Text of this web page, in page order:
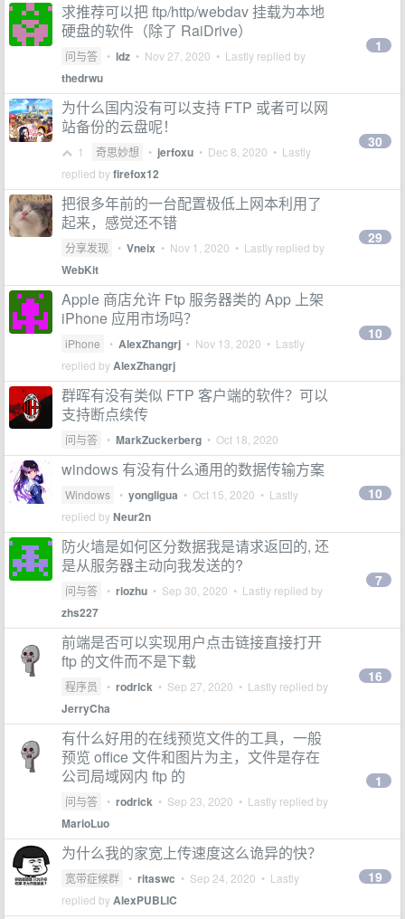
求推荐可以把 ftp/http/webdav 挂载为本地
硬盘的软件（除了 RaiDrive）
问与答 • ldz • Nov 27, 2020 • Lastly replied by
thedrwu
1
为什么国内没有可以支持 FTP 或者可以网
站备份的云盘呢！
1 奇思妙想 • jerfoxu • Dec 8, 2020 • Lastly
replied byfirefox12
30
把很多年前的一台配置极低上网本利用了
起来，感觉还不错
分享发现 • Vneix • Nov 1, 2020 • Lastly replied by
WebKit
29
Apple 商店允许 Ftp 服务器类的 App 上架
iPhone 应用市场吗？
iPhone • AlexZhangrj • Nov 13, 2020 • Lastly
replied byAlexZhangrj
10
群晖有没有类似 FTP 客户端的软件？可以
支持断点续传
问与答 • MarkZuckerberg • Oct 18, 2020
windows 有没有什么通用的数据传输方案
Windows • yongligua • Oct 15, 2020 • Lastly
replied byNeur2n
10
防火墙是如何区分数据我是请求返回的, 还
是从服务器主动向我发送的?
问与答 • riozhu • Sep 30, 2020 • Lastly replied by
zhs227
7
前端是否可以实现用户点击链接直接打开
ftp 的文件而不是下载
程序员 • rodrick • Sep 27, 2020 • Lastly replied by
JerryCha
16
有什么好用的在线预览文件的工具，一般
预览 office 文件和图片为主，文件是存在
公司局域网内 ftp 的
问与答 • rodrick • Sep 23, 2020 • Lastly replied by
MarioLuo
1
为什么我的家宽上传速度这么诡异的快？
宽带症候群 • ritaswc • Sep 24, 2020 • Lastly
replied byAlexPUBLIC
19